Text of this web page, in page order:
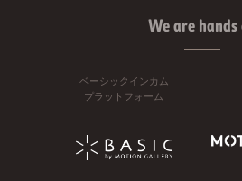
We are hands
ベーシックインカム
プラットフォーム